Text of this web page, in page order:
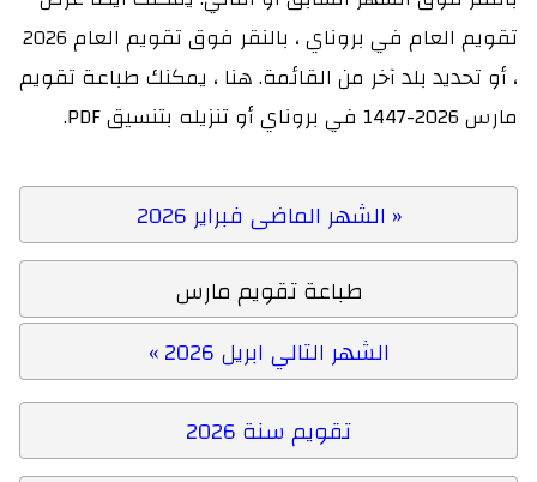
تقويم العام في بروناي ، بالنقر فوق تقويم العام 2026
، أو تحديد بلد آخر من القائمة. هنا ، يمكنك طباعة تقويم
مارس 2026-1447 في بروناي أو تنزيله بتنسيق PDF.
« الشهر الماضى فبراير 2026
طباعة تقويم مارس
الشهر التالي ابريل 2026 »
تقويم سنة 2026